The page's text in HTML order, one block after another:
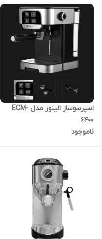
اسپرسوساز الینور مدل ECM-
6400
ناموجود